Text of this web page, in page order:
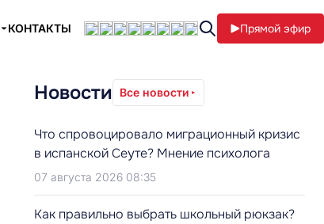
КОНТАКТЫ Прямой эфир
Новости Все новости
Что спровоцировало миграционный кризис
в испанской Сеуте? Мнение психолога
07 августа 2026 08:35
Как правильно выбрать школьный рюкзак?